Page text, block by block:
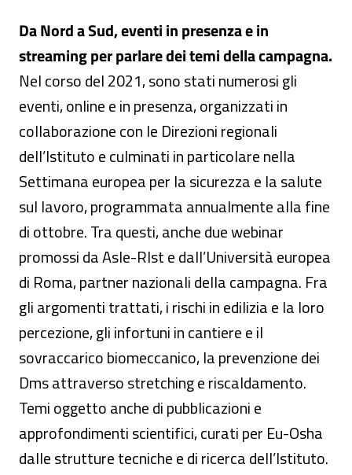
Da Nord a Sud, eventi in presenza e in
streaming per parlare dei temi della campagna.
Nel corso del 2021, sono stati numerosi gli
eventi, online e in presenza, organizzati in
collaborazione con le Direzioni regionali
dell’Istituto e culminati in particolare nella
Settimana europea per la sicurezza e la salute
sul lavoro, programmata annualmente alla fine
di ottobre. Tra questi, anche due webinar
promossi da Asle-Rlst e dall’Università europea
di Roma, partner nazionali della campagna. Fra
gli argomenti trattati, i rischi in edilizia e la loro
percezione, gli infortuni in cantiere e il
sovraccarico biomeccanico, la prevenzione dei
Dms attraverso stretching e riscaldamento.
Temi oggetto anche di pubblicazioni e
approfondimenti scientifici, curati per Eu-Osha
dalle strutture tecniche e di ricerca dell’Istituto.